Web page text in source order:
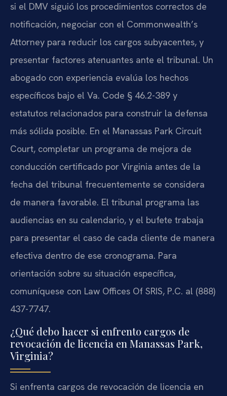
si el DMV siguió los procedimientos correctos de
notificación, negociar con el Commonwealth’s
Attorney para reducir los cargos subyacentes, y
presentar factores atenuantes ante el tribunal. Un
abogado con experiencia evalúa los hechos
específicos bajo el Va. Code § 46.2-389 y
estatutos relacionados para construir la defensa
más sólida posible. En el Manassas Park Circuit
Court, completar un programa de mejora de
conducción certificado por Virginia antes de la
fecha del tribunal frecuentemente se considera
de manera favorable. El tribunal programa las
audiencias en su calendario, y el bufete trabaja
para presentar el caso de cada cliente de manera
efectiva dentro de ese cronograma. Para
orientación sobre su situación específica,
comuníquese con Law Offices Of SRIS, P.C. al (888)
437-7747.
¿Qué debo hacer si enfrento cargos de
revocación de licencia en Manassas Park,
Virginia?
Si enfrenta cargos de revocación de licencia en